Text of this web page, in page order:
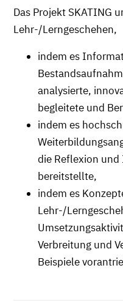
Das Projekt SKATING
Lehr-/Lerngeschehen,
indem es
analysierte,
begleitete und
indem es
die Reflexion
bereitstellte,
indem es
Lehr-/
Verbreitung und
Beispiele